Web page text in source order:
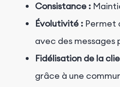
Consistance :
Évolutivité : Permet
avec des messages
Fidélisation de la
grâce à une